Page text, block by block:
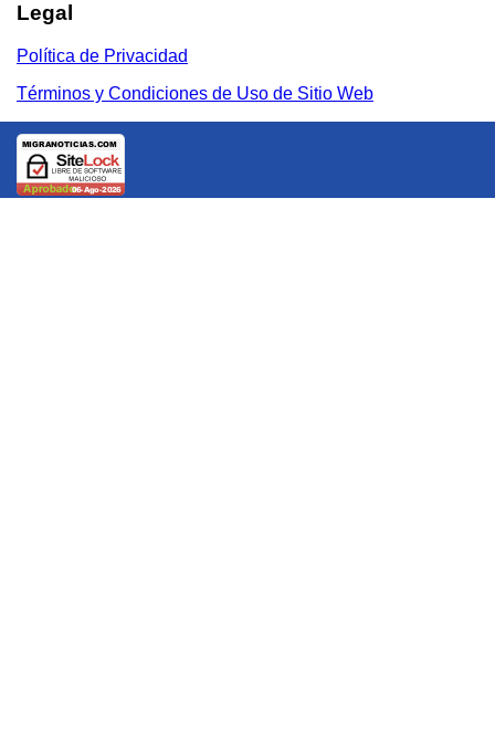
Legal
Política de Privacidad
Términos y Condiciones de Uso de Sitio Web